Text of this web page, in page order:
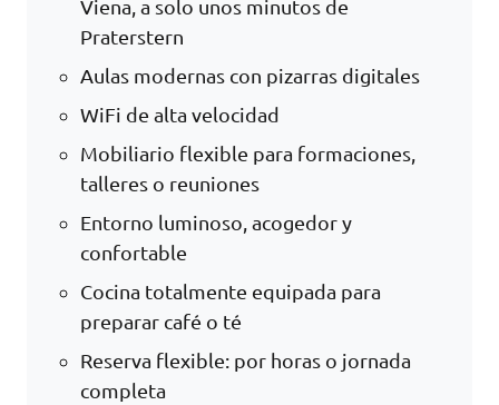
Viena, a solo unos minutos de
Praterstern
Aulas modernas con pizarras digitales
WiFi de alta velocidad
Mobiliario flexible para formaciones,
talleres o reuniones
Entorno luminoso, acogedor y
confortable
Cocina totalmente equipada para
preparar café o té
Reserva flexible: por horas o jornada
completa